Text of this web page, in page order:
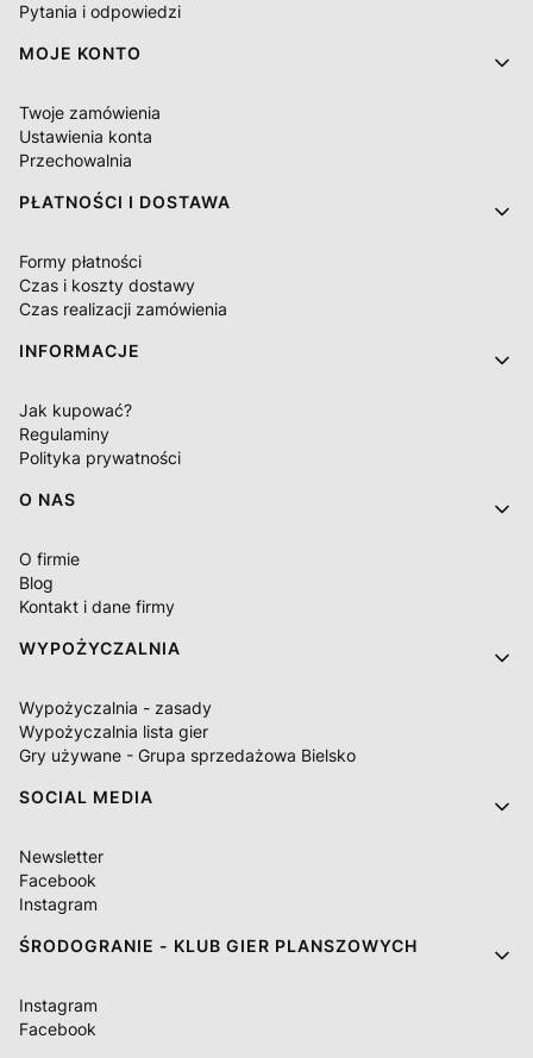
Pytania i odpowiedzi
MOJE KONTO
Twoje zamówienia
Ustawienia konta
Przechowalnia
PŁATNOŚCI I DOSTAWA
Formy płatności
Czas i koszty dostawy
Czas realizacji zamówienia
INFORMACJE
Jak kupować?
Regulaminy
Polityka prywatności
O NAS
O firmie
Blog
Kontakt i dane firmy
WYPOŻYCZALNIA
Wypożyczalnia - zasady
Wypożyczalnia lista gier
Gry używane - Grupa sprzedażowa Bielsko
SOCIAL MEDIA
Newsletter
Facebook
Instagram
ŚRODOGRANIE - KLUB GIER PLANSZOWYCH
Instagram
Facebook